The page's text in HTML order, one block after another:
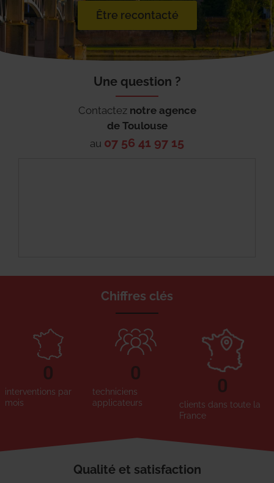
Être recontacté
Une question ?
Contactez notre agence
de Toulouse
au 07 56 41 97 15
Chiffres clés
interventions par
mois
0
techniciens
applicateurs
0
clients dans toute la
France
0
Qualité et satisfaction